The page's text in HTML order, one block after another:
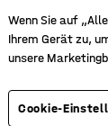
Wenn Sie auf
Ihrem Gerät zu,
unsere
Cookie-